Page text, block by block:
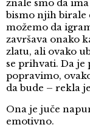
znale smo da
bismo njih birale
možemo da
završava onako
zlatu, ali ovako
se prihvati. Da je
popravimo,
da bude – rekla
Ona je juče
emotivno.